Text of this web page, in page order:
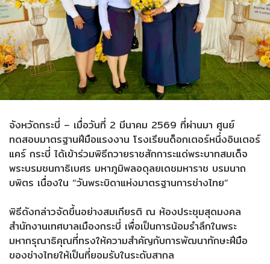
จังหวัดกระบี่ – เมื่อวันที่ 2 มีนาคม 2569 ที่ผ่านมา ศูนย์
ทดสอบมาตรฐานฝีมือแรงงาน โรงเรียนด็อกเตอร์หนึ่งอินเตอร์
แคร์ กระบี่ ได้เข้าร่วมพิธีถวายราชสักการะแด่พระบาทสมเด็จ
พระบรมชนกาธิเบศร มหาภูมิพลอดุลยเดชมหาราช บรมนาถ
บพิตร เนื่องใน “วันพระบิดาแห่งมาตรฐานการช่างไทย”
พิธีดังกล่าวจัดขึ้นอย่างสมเกียรติ ณ ห้องประชุมสุดมงคล
สำนักงานเทศบาลเมืองกระบี่ เพื่อเป็นการน้อมรำลึกในพระ
มหากรุณาธิคุณที่ทรงให้ความสำคัญกับการพัฒนาทักษะฝีมือ
ของช่างไทยให้เป็นที่ยอมรับในระดับสากล